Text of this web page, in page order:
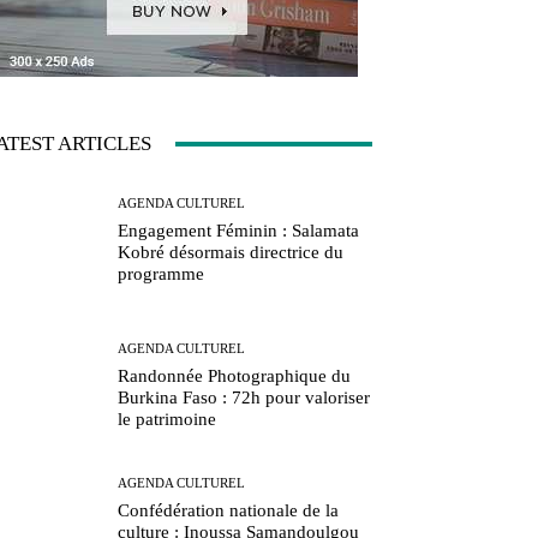
ARTICLES
AGENDA CULTUREL
Engagement Féminin : Salamata
Kobré désormais directrice du
programme
AGENDA CULTUREL
Randonnée Photographique du
Burkina Faso : 72h pour valoriser
le patrimoine
AGENDA CULTUREL
Confédération nationale de la
culture : Inoussa Samandoulgou